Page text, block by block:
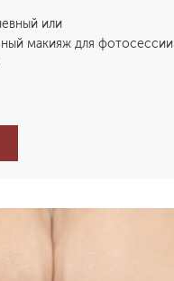
или
макияж для фотосессии